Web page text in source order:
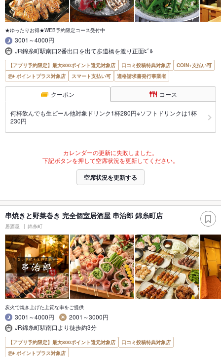
★ゆったりお得★WEB予約限定コース受付中
3001～4000円
JR錦糸町駅南口2番出口を出て歩道橋を渡り正面ﾋﾞﾙ
【アプリ予約限定】最大800ポイント還元対象店 口コミ投稿特典対象店
COIN+支払い可
ポイントプラス対象店
スマート支払い可 適格請求書発行事業者
クーポン コース
何杯飲んでも生ビール他対象ドリンク1杯280円※ソフトドリンクは1杯
230円
カレンダーの更新に失敗しました。
下記ボタンを押して空席状況を更新してください。
空席状況を更新する
串焼きと野菜巻き 完全個室居酒屋 串治郎 錦糸町店
居酒屋 錦糸町
炭火で焼き上げた上質な串をご提供
3001～4000円
2001～3000円
JR錦糸町駅南口より徒歩約3分
【アプリ予約限定】最大800ポイント還元対象店
口コミ投稿特典対象店
ポイントプラス対象店